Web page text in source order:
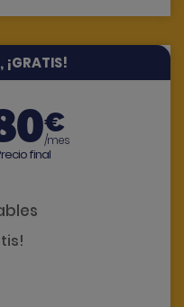
¡GRATIS!
€
/mes
final